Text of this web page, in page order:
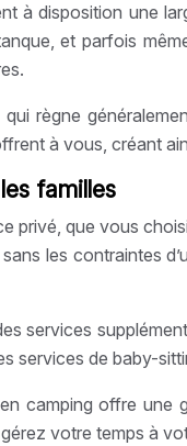
à disposition une
et parfois
qui règne
à vous, créant
familles
privé, que vous
les contraintes
services
services de baby-
camping offre une
votre temps à